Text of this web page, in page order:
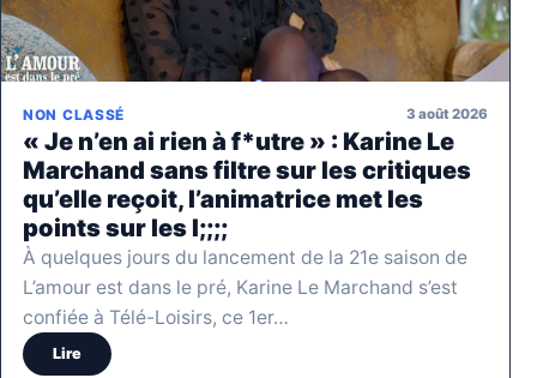
NON CLASSÉ 3 août 2026
« Je n’en ai rien à f*utre » : Karine Le
Marchand sans filtre sur les critiques
qu’elle reçoit, l’animatrice met les
points sur les I;;;;
À quelques jours du lancement de la 21e saison de
L’amour est dans le pré, Karine Le Marchand s’est
confiée à Télé-Loisirs, ce 1er…
Lire